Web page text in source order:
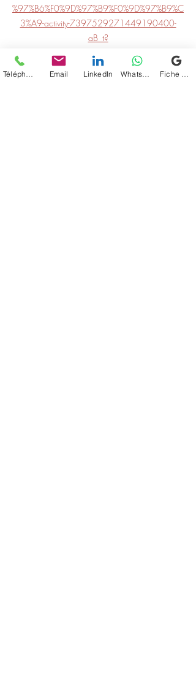
%97%B6%F0%9D%97%B9%F0%9D%97%B9%C
3%A9-activity-7397529271449190400-
aB_t?
op&rcm=ACoAAB5wjp0BAdTYQen8xE9QbFQ
Email LinkedIn